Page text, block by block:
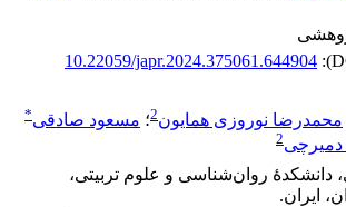
10.22059/japr.2024.375061.644904
محمدرضا نوروزی همایون2؛ مسعود صادقی*
2
دانشکدۀ روان‌شناسی و علوم تربیتی،
ایران.